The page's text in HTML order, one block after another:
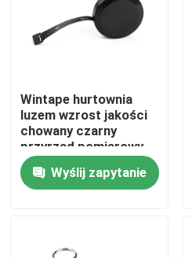
Dom
O nas
Wintape hurtownia
luzem wzrost jakości
chowany czarny
przyrząd pomiarowy
do ciała z plastikową
zakładką na prezent
promocyjny
Wyślij zapytanie